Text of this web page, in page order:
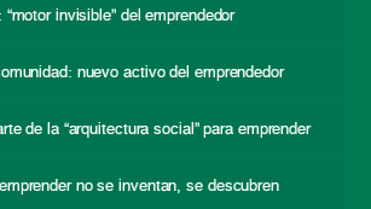
invisible” del emprendedor
nuevo activo del emprendedor
de la “arquitectura social” para emprender
no se inventan, se descubren